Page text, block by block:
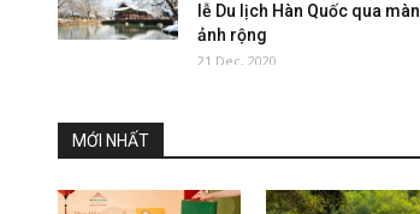
lễ Du lịch Hàn Quốc qua màn
ảnh rộng
21 Dec, 2020
MỚI NHẤT